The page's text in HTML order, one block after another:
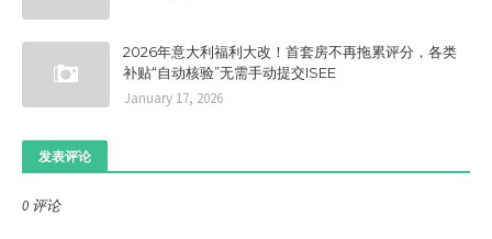
2026年意大利福利大改！首套房不再拖累评分，各类
补贴“自动核验”无需手动提交ISEE
January 17, 2026
发表评论
0 评论